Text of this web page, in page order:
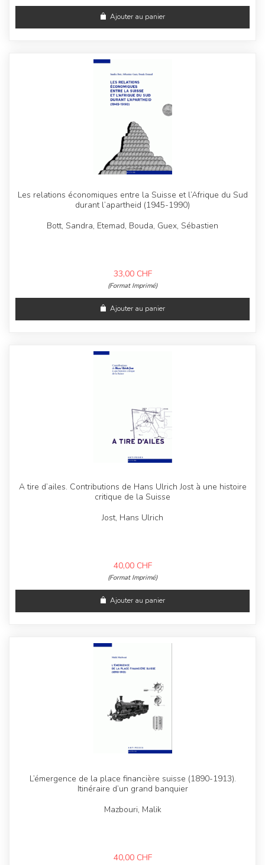
Ajouter au panier
Les relations économiques entre la Suisse et l’Afrique du Sud
durant l’apartheid (1945-1990)
Bott, Sandra, Etemad, Bouda, Guex, Sébastien
33,00 CHF
(Format Imprimé)
Ajouter au panier
A tire d’ailes. Contributions de Hans Ulrich Jost à une histoire
critique de la Suisse
Jost, Hans Ulrich
40,00 CHF
(Format Imprimé)
Ajouter au panier
L’émergence de la place financière suisse (1890-1913).
Itinéraire d’un grand banquier
Mazbouri, Malik
40,00 CHF